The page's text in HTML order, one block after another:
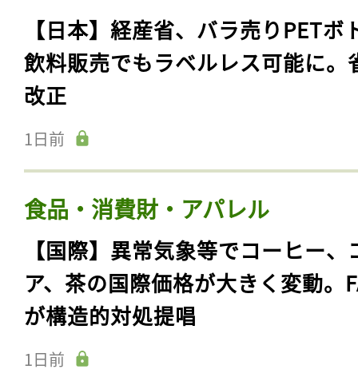
【日本】経産省、バラ売りPETボ
飲料販売でもラベルレス可能に。
改正
1日前
食品・消費財・アパレル
【国際】異常気象等でコーヒー、
ア、茶の国際価格が大きく変動。
が構造的対処提唱
1日前